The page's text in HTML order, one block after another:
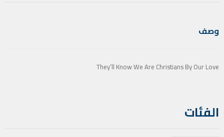
وصف
They’ll Know We Are Christians By Our Love
الفئات